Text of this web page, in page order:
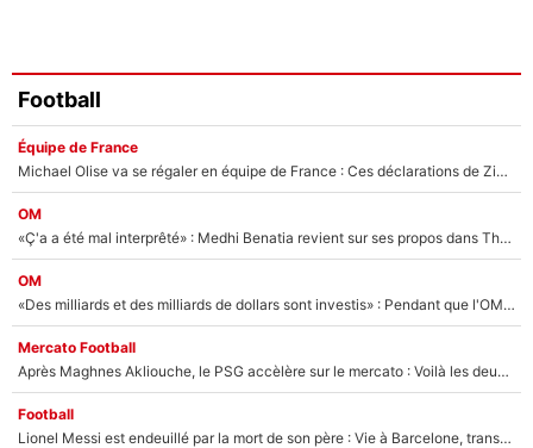
Football
Équipe de France
Michael Olise va se régaler en équipe de France : Ces déclarations de Zinedine Zidane qui prouvent qu'il va tout miser sur la star du Bayern Munich !
OM
«Ç'a a été mal interprêté» : Medhi Benatia revient sur ses propos dans The Bridge et précise ses conditions pour rejoindre le PSG !
OM
«Des milliards et des milliards de dollars sont investis» : Pendant que l'OM est en pleine crise financière, Frank McCourt lance un nouveau projet à 260M€ !
Mercato Football
Après Maghnes Akliouche, le PSG accèlère sur le mercato : Voilà les deux nouvelles recrues qui vont signer la semaine prochaine ?
Football
Lionel Messi est endeuillé par la mort de son père : Vie à Barcelone, transfert au PSG... voilà comment Jorge Messi a joué un rôle essentiel dans sa carrière !